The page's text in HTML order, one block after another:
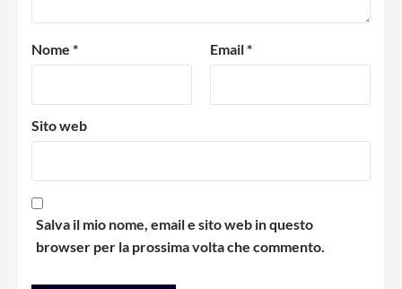
Nome * Email*
Sito web
Salva il mio nome, email e sito web in questo
browser per la prossima volta che commento.